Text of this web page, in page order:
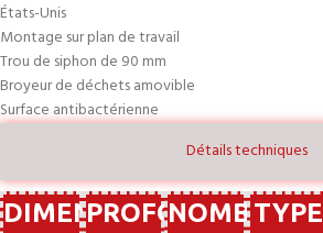
États-Unis
Montage sur plan de travail
Trou de siphon de 90 mm
Broyeur de déchets amovible
Surface antibactérienne
Détails techniques
DIMENSIONS
PROFONDEUR
NOMBRETYPE